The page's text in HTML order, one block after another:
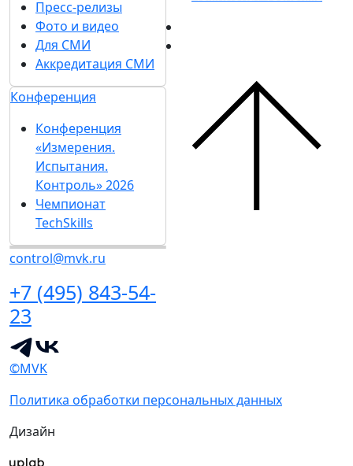
Пресс-релизы
Фото и видео
Для СМИ
Аккредитация СМИ
Конференция
Конференция
«Измерения.
Испытания.
Контроль» 2026
Чемпионат
TechSkills
control@mvk.ru
+7 (495) 843-54-
23
©MVK
Политика обработки персональных данных
Дизайн